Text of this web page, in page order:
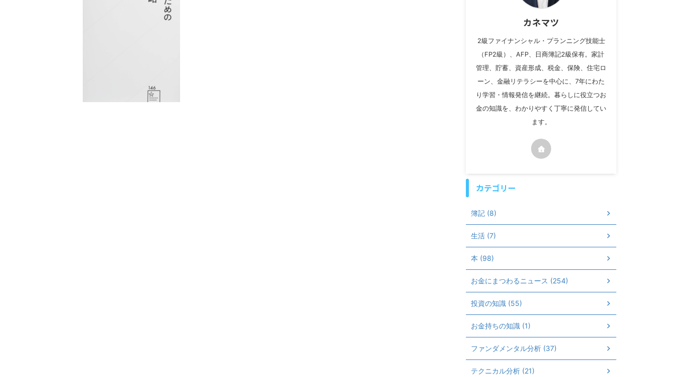
カネマツ
2級ファイナンシャル・プランニング技能士
（FP2級）、AFP、日商簿記2級保有。家計
管理、貯蓄、資産形成、税金、保険、住宅ロ
ーン、金融リテラシーを中心に、7年にわた
り学習・情報発信を継続。暮らしに役立つお
金の知識を、わかりやすく丁寧に発信してい
ます。
カテゴリー
簿記 (8)
生活 (7)
本 (98)
お金にまつわるニュース (254)
投資の知識 (55)
お金持ちの知識 (1)
ファンダメンタル分析 (37)
テクニカル分析 (21)